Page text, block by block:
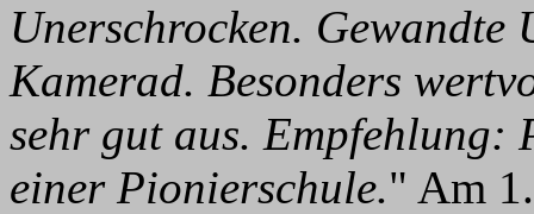
Unerschrocken. Gewandte
Kamerad. Besonders
sehr gut aus. Empfehlung:
einer Pionierschule." Am